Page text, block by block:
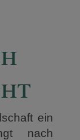
ein
nach